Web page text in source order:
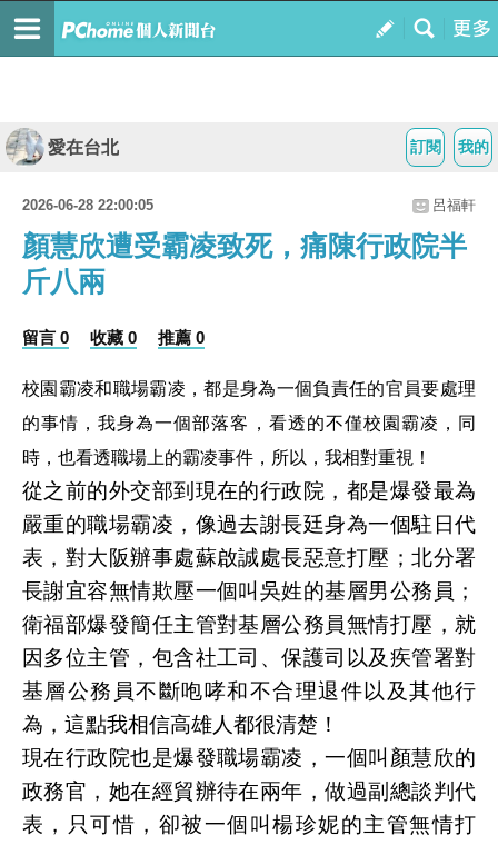
我的
訂閱
愛在台北
2026-06-28 22:00:05 呂福軒
顏慧欣遭受霸凌致死，痛陳行政院半
斤八兩
留言 0 收藏 0 推薦 0
校園霸凌和職場霸凌，都是身為一個負責任的官員要處理
的事情，我身為一個部落客，看透的不僅校園霸凌，同
時，也看透職場上的霸凌事件，所以，我相對重視！
從之前的外交部到現在的行政院，都是爆發最為
嚴重的職場霸凌，像過去謝長廷身為一個駐日代
表，對大阪辦事處蘇啟誠處長惡意打壓；北分署
長謝宜容無情欺壓一個叫吳姓的基層男公務員；
衛福部爆發簡任主管對基層公務員無情打壓，就
因多位主管，包含社工司、保護司以及疾管署對
基層公務員不斷咆哮和不合理退件以及其他行
為，這點我相信高雄人都很清楚！
現在行政院也是爆發職場霸凌，一個叫顏慧欣的
政務官，她在經貿辦待在兩年，做過副總談判代
表，只可惜，卻被一個叫楊珍妮的主管無情打